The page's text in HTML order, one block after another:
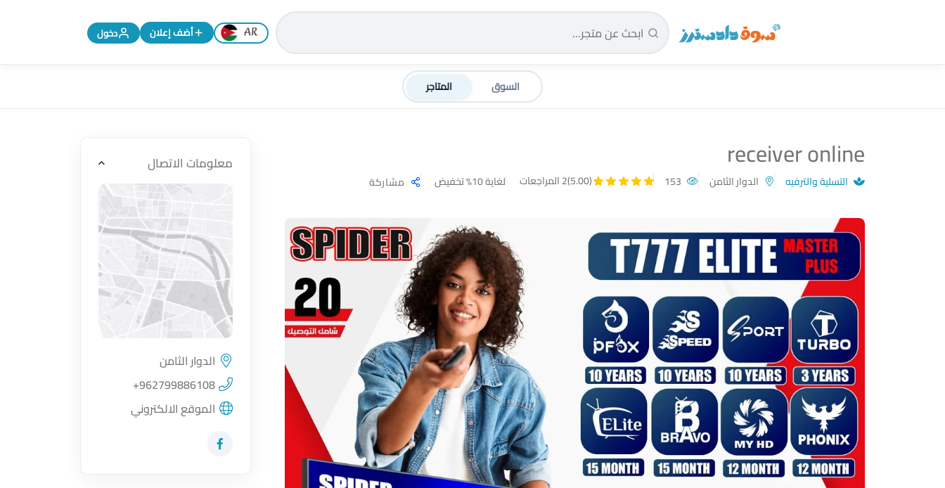
سوق دادسترز الرئيسية تغيير اللغة إلى الإنجليزية
أضف إعلان دخول
السوق المتاجر
receiver online
التسلية والترفيه الدوار الثامن (5.00) 2 المراجعات لغاية 10% تخفيض مشاركة
معلومات الاتصال
اضغط لتحميل الموقع
الدوار الثامن
+962799886108
الموقع الالكتروني
زيارة حساب المتجر على Facebook-f